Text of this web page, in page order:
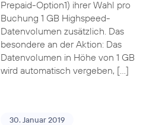
Prepaid-Option1) ihrer Wahl pro
Buchung 1 GB Highspeed-
Datenvolumen zusätzlich. Das
besondere an der Aktion: Das
Datenvolumen in Höhe von 1 GB
wird automatisch vergeben, […]
30. Januar 2019